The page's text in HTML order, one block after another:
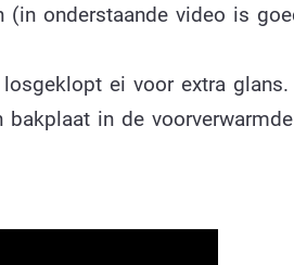
(in onderstaande video is
ei voor extra glans.
in de voorverwarmde